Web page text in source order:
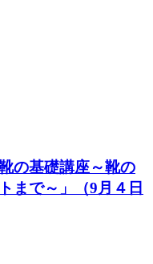
の基礎講座～靴の
まで～」（9月４日